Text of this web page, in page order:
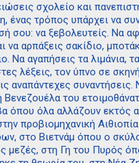
σχολείο και
ένας τρόπος υπάρχει να
σου: να ξεβολευτείς. Να
να αρπάξεις σακίδιο,
Να αγαπήσεις τα λιμάνια,
λέξεις, τον ύπνο σε
αναπάντεχες συναντήσεις.
Βενεζουέλα του
όπου όλα αλλάζουν εκτός
προβιομηχανική
στο Βιετνάμ όπου ο
μεζές, στη Γη του Πυρός